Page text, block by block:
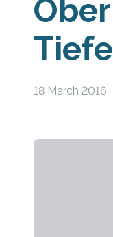
18 March 2016